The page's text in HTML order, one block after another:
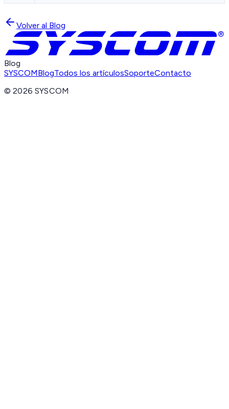
Volver al Blog
Blog
SYSCOMBlogTodos los artículosSoporteContacto
©2026 SYSCOM